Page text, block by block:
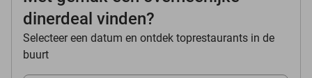
dinerdeal vinden?
Selecteer een datum en ontdek toprestaurants in de
buurt